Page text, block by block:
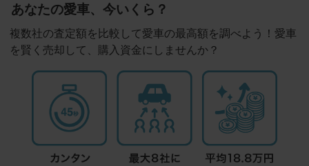
あなたの愛車、今いくら？
複数社の査定額を比較して愛車の最高額を調べよう！愛車
を賢く売却して、購入資金にしませんか？